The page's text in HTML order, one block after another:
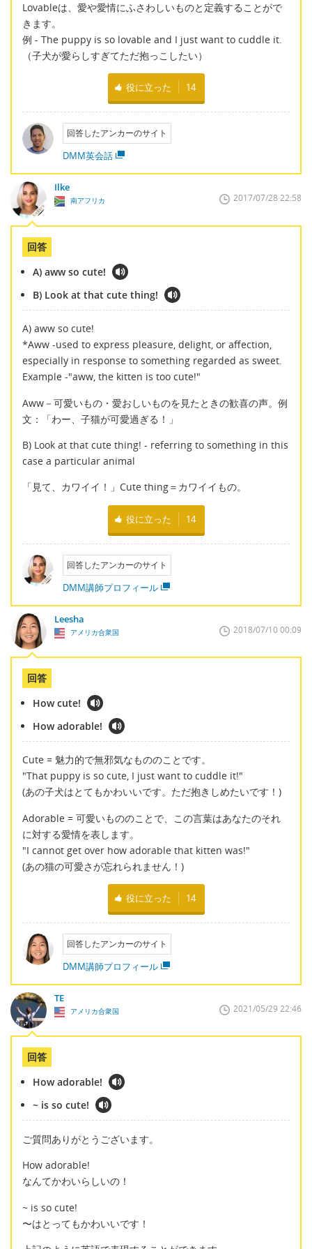
Lovableは、愛や愛情にふさわしいものと定義することがで
きます。
例 - The puppy is so lovable and I just want to cuddle it.
（子犬が愛らしすぎてただ抱っこしたい）
役に立った 14
回答したアンカーのサイト
DMM英会話
Ilke
南アフリカ 2017/07/28 22:58
回答
A) aww so cute!
B) Look at that cute thing!
A) aww so cute!
*Aww -used to express pleasure, delight, or affection,
especially in response to something regarded as sweet.
Example -"aww, the kitten is too cute!"
Aww－可愛いもの・愛おしいものを見たときの歓喜の声。例
文：「わー、子猫が可愛過ぎる！」
B) Look at that cute thing! - referring to something in this
case a particular animal
「見て、カワイイ！」Cute thing＝カワイイもの。
役に立った 14
回答したアンカーのサイト
DMM講師プロフィール
Leesha
アメリカ合衆国 2018/07/10 00:09
回答
How cute!
How adorable!
Cute = 魅力的で無邪気なもののことです。
"That puppy is so cute, I just want to cuddle it!"
(あの子犬はとてもかわいいです。ただ抱きしめたいです！)
Adorable = 可愛いもののことで、この言葉はあなたのそれ
に対する愛情を表します。
"I cannot get over how adorable that kitten was!"
(あの猫の可愛さが忘れられません！)
役に立った 14
回答したアンカーのサイト
DMM講師プロフィール
TE
アメリカ合衆国 2021/05/29 22:46
回答
How adorable!
~ is so cute!
ご質問ありがとうございます。
How adorable!
なんてかわいらしいの！
~ is so cute!
〜はとってもかわいいです！